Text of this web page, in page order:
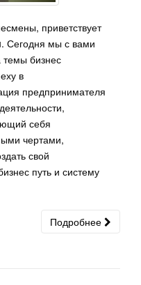
приветствует
Сегодня мы с вами
темы бизнес
в
предпринимателя
себя
чертами,
свой
путь и систему
Подробнее